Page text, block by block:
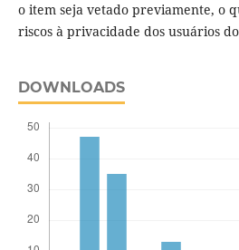
o item seja vetado previamente, o
riscos à privacidade dos usuários
DOWNLOADS